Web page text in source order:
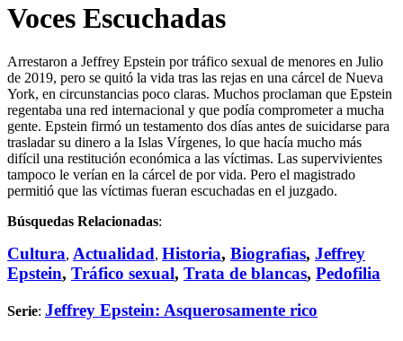
Voces Escuchadas
Arrestaron a Jeffrey Epstein por tráfico sexual de menores en Julio
de 2019, pero se quitó la vida tras las rejas en una cárcel de Nueva
York, en circunstancias poco claras. Muchos proclaman que Epstein
regentaba una red internacional y que podía comprometer a mucha
gente. Epstein firmó un testamento dos días antes de suicidarse para
trasladar su dinero a la Islas Vírgenes, lo que hacía mucho más
difícil una restitución económica a las víctimas. Las supervivientes
tampoco le verían en la cárcel de por vida. Pero el magistrado
permitió que las víctimas fueran escuchadas en el juzgado.
Búsquedas Relacionadas:
Cultura, Actualidad, Historia, Biografias, Jeffrey
Epstein, Tráfico sexual, Trata de blancas, Pedofilia
Serie: Jeffrey Epstein: Asquerosamente rico